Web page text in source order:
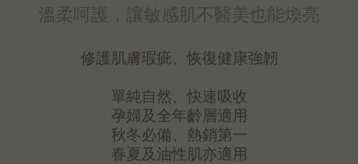
溫柔呵護，讓敏感肌不醫美也能煥亮
修護肌膚瑕疵、恢復健康強韌
單純自然、快速吸收
孕婦及全年齡層適用
秋冬必備、熱銷第一
春夏及油性肌亦適用